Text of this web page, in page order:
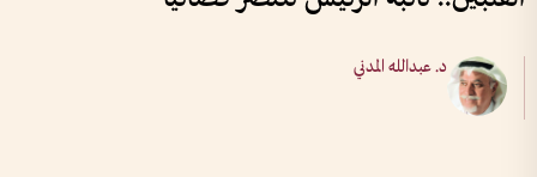
د. عبدالله المدني